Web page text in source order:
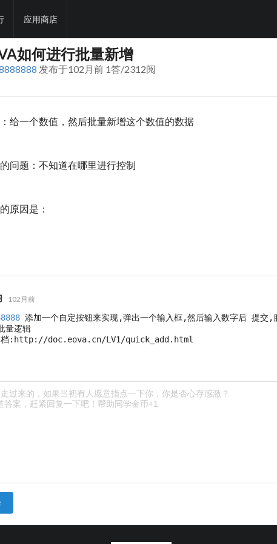
应用商店
如何进行批量新增
发布于102月前 1答/2312阅
给一个数值，然后批量新增这个数值的数据
问题：不知道在哪里进行控制
原因是：
102月前
添加一个自定按钮来实现,弹出一个输入框,然后输入数字后 提交,
量逻辑
档:http://doc.eova.cn/LV1/quick_add.html